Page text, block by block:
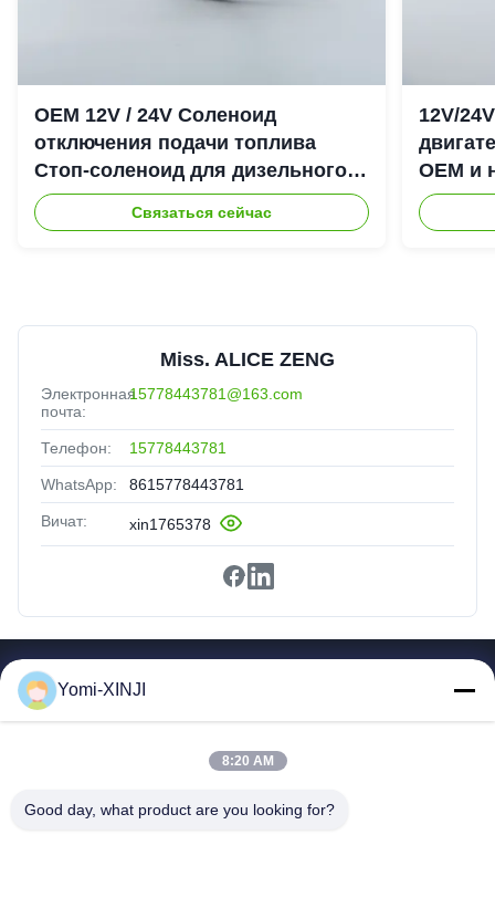
OEM 12V / 24V Соленоид
отключения подачи топлива
Стоп-соленоид для дизельного
двигателя Cummins 6CT
Связаться сейчас
12V/
OEM и
Miss. ALICE ZENG
Электронная
почта:
15778443781@163.com
Телефон: 15778443781
WhatsApp: 8615778443781
Вичат: xin1765378
Дом
О Нас
Экскурсия По Фабрике
Yomi-XINJI
8:20 AM
Good day, what product are you looking for?